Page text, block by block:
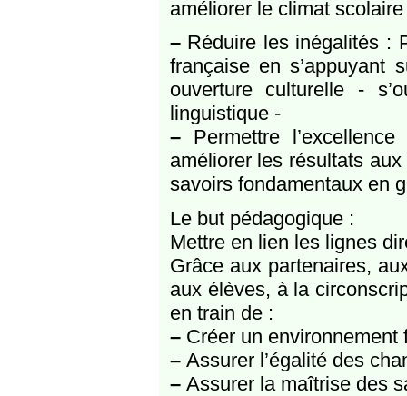
améliorer le climat scolaire
–Réduire les inégalités :
française en s’appuyant
ouverture culturelle -
linguistique -
–Permettre
améliorer les résultats
savoirs fondamentaux en
Le but pédagogique :
Mettre en lien les lignes
Grâce aux partenaires,
aux élèves, à la
en train de :
–Créer un environnement
–Assurer l’égalité des
–Assurer la maîtrise des